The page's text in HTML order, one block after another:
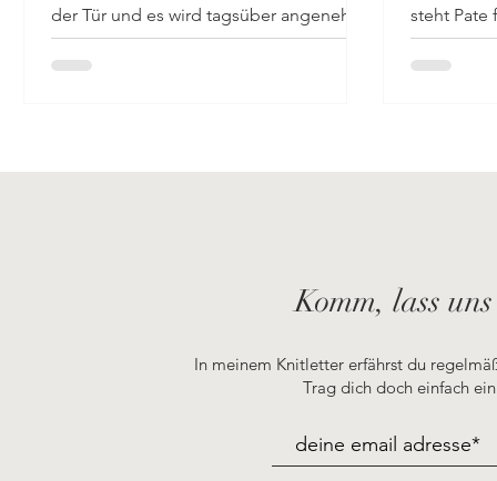
der Tür und es wird tagsüber angenehm
warm. Wir verbringen viel...
steht Pate
und
Komm, lass
In meinem Knitletter erfährst du
Trag dich doch einfach